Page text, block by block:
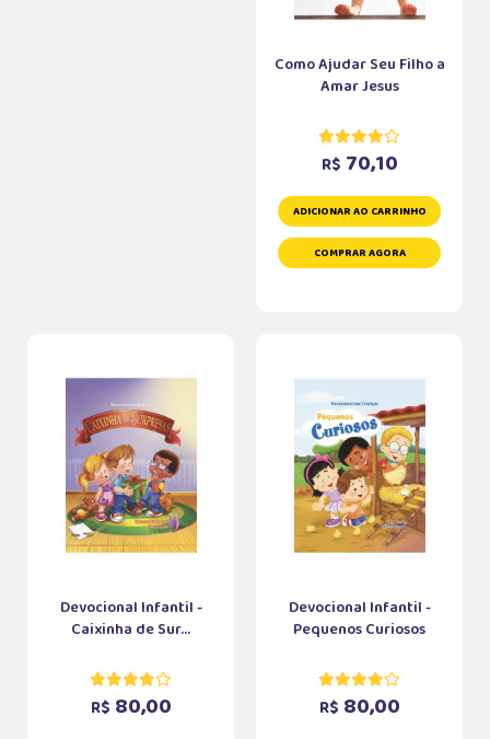
Como Ajudar Seu Filho a
Amar Jesus
R$ 70,10
ADICIONAR AO CARRINHO
COMPRAR AGORA
Devocional Infantil -
Caixinha de Sur...
R$ 80,00
Devocional Infantil -
Pequenos Curiosos
R$ 80,00